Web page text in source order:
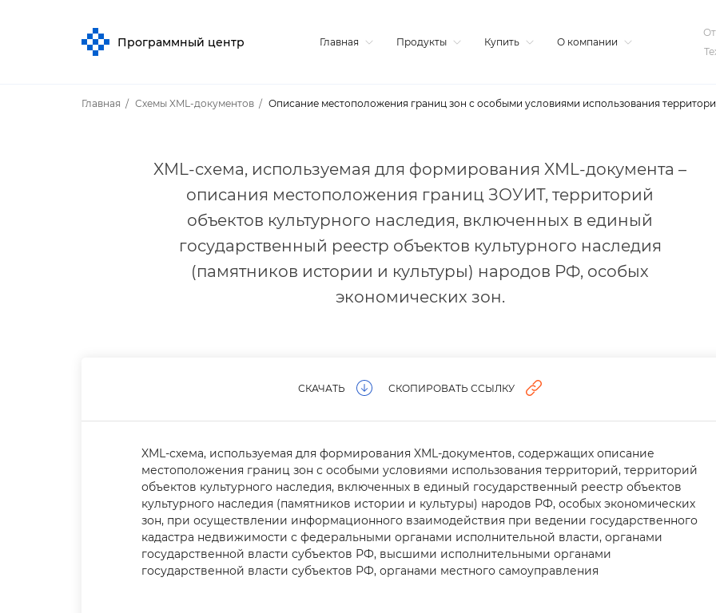
Программный центр Главная Продукты Купить О компании
Главная Схемы XML-документо Описание местоположения границ зон с особыми условиями использования
XML-схема, используемая для формирования XML-документа –
описания местоположения границ ЗОУИТ, территорий
объектов культурного наследия, включенных в единый
осударственный реестр объектов культурного наследия
(памятников истории и культуры) народов РФ, особых
экономических зон.
СКАЧАТЬ СКОПИРОВАТЬ ССЫЛКУ
XML-схема, используемая для формирования XML-документов, содержащих описание
местоположения границ зон с особыми условиями использования территорий, территорий
объектов культурного наследия, включенных в единый государственный реестр объекто
культурного наследия (памятников истории и культуры) народов РФ, особых экономических
зон, при осуществлении информационного взаимодействия при ведении государственного
кадастра недвижимости с федеральными органами исполнительной власти, органами
осударственной власти субъектов РФ, высшими исполнительными органами
осударственной власти субъектов РФ, органами местного самоуправления